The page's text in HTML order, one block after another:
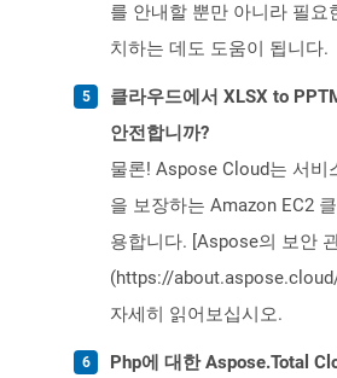
를 안내할 뿐만 아니라 필요
치하는 데도 도움이 됩니다.
클라우드에서 XLSX to
안전합니까?
물론! Aspose Cloud는 서비
을 보장하는 Amazon EC2
용합니다. [Aspose의 보안
(https://
자세히 읽어보십시오.
Php에 대한 Aspose.Total